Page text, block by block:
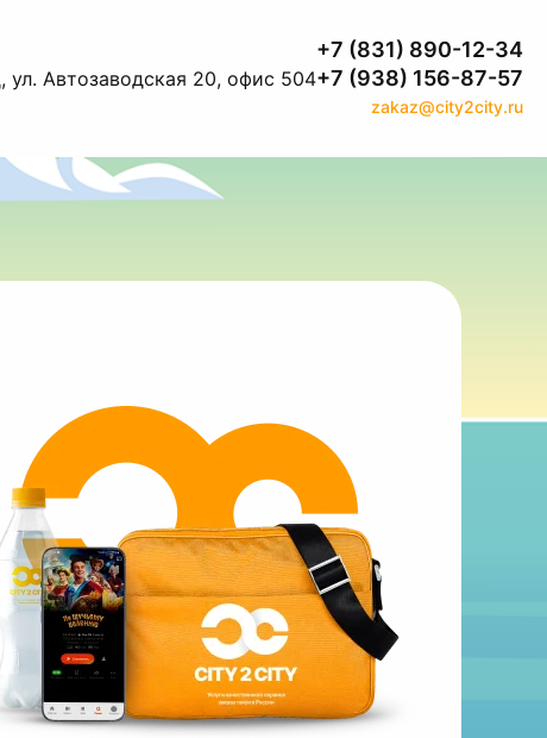
Автозаводская 20, офис 504
+7 (831) 890-12-34
+7 (938) 156-87-57
zakaz@city2city.ru